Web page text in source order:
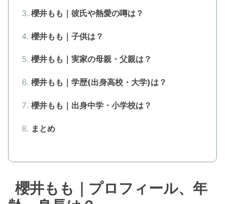
櫻井もも｜彼氏や熱愛の噂は？
櫻井もも｜子供は？
櫻井もも｜実家の母親・父親は？
櫻井もも｜学歴(出身高校・大学)は？
櫻井もも｜出身中学・小学校は？
まとめ
櫻井もも｜プロフィール、年